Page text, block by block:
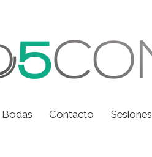
Bodas Contacto Sesiones